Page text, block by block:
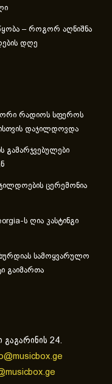
– როგორ აღნიშნა
დღე
რადიოს სფეროს
დაჯილდოვდა
გამარჯვებულები
ცერემონია
ს ღია კასტინგი
სამოყვარულო
გაიმართა
24.